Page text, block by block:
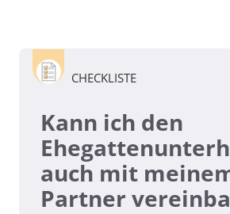
CHECKLISTE
Kann ich den
auch mit
Partner